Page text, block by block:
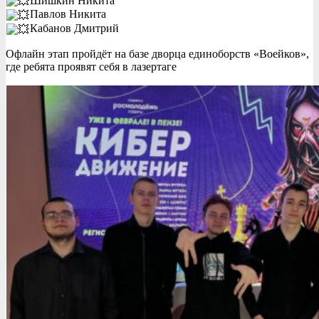
Павлов Никита
Кабанов Дмитрий
Офлайн этап пройдёт на базе дворца единоборств «Воейков»,
где ребята проявят себя в лазертаге